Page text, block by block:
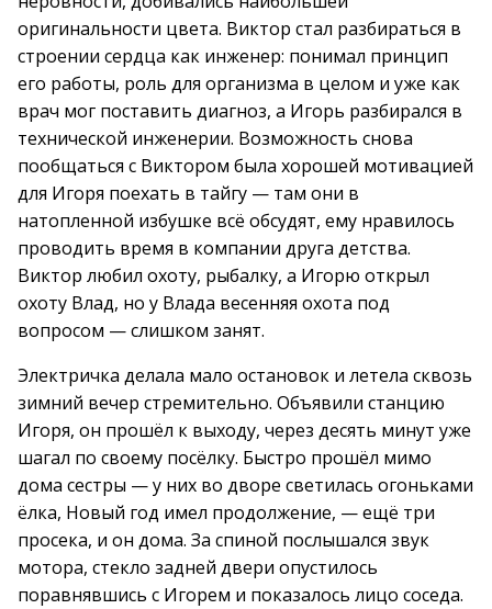
оригинальности цвета. Виктор стал разбираться в
строении сердца как инженер: понимал принцип
его работы, роль для организма в целом и уже как
врач мог поставить диагноз, а Игорь разбирался в
технической инженерии. Возможность снова
пообщаться с Виктором была хорошей мотивацией
для Игоря поехать в тайгу — там они в
натопленной избушке всё обсудят, ему нравилось
проводить время в компании друга детства.
Виктор любил охоту, рыбалку, а Игорю открыл
охоту Влад, но у Влада весенняя охота под
вопросом — слишком занят.
Электричка делала мало остановок и летела сквозь
зимний вечер стремительно. Объявили станцию
Игоря, он прошёл к выходу, через десять минут уже
шагал по своему посёлку. Быстро прошёл мимо
дома сестры — у них во дворе светилась огоньками
ёлка, Новый год имел продолжение, — ещё три
просека, и он дома. За спиной послышался звук
мотора, стекло задней двери опустилось
поравнявшись с Игорем и показалось лицо соседа.